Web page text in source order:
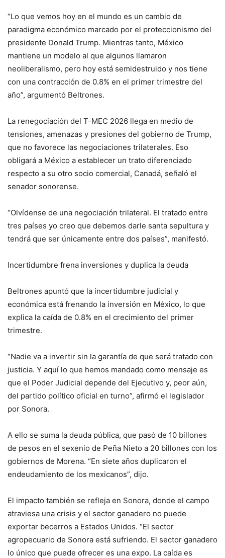
“Lo que vemos hoy en el mundo es un cambio de
paradigma económico marcado por el proteccionismo del
presidente Donald Trump. Mientras tanto, México
mantiene un modelo al que algunos llamaron
neoliberalismo, pero hoy está semidestruido y nos tiene
con una contracción de 0.8% en el primer trimestre del
año”, argumentó Beltrones.
La renegociación del T-MEC 2026 llega en medio de
tensiones, amenazas y presiones del gobierno de Trump,
que no favorece las negociaciones trilaterales. Eso
obligará a México a establecer un trato diferenciado
respecto a su otro socio comercial, Canadá, señaló el
senador sonorense.
“Olvídense de una negociación trilateral. El tratado entre
tres países yo creo que debemos darle santa sepultura y
tendrá que ser únicamente entre dos países”, manifestó.
Incertidumbre frena inversiones y duplica la deuda
Beltrones apuntó que la incertidumbre judicial y
económica está frenando la inversión en México, lo que
explica la caída de 0.8% en el crecimiento del primer
trimestre.
“Nadie va a invertir sin la garantía de que será tratado con
justicia. Y aquí lo que hemos mandado como mensaje es
que el Poder Judicial depende del Ejecutivo y, peor aún,
del partido político oficial en turno”, afirmó el legislador
por Sonora.
A ello se suma la deuda pública, que pasó de 10 billones
de pesos en el sexenio de Peña Nieto a 20 billones con los
gobiernos de Morena. “En siete años duplicaron el
endeudamiento de los mexicanos”, dijo.
El impacto también se refleja en Sonora, donde el campo
atraviesa una crisis y el sector ganadero no puede
exportar becerros a Estados Unidos. “El sector
agropecuario de Sonora está sufriendo. El sector ganadero
lo único que puede ofrecer es una expo. La caída es